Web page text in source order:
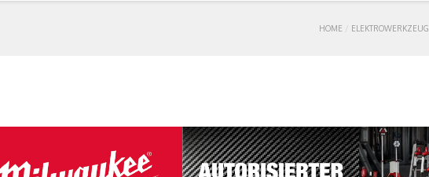
HOME ELEKTROWERKZEUG